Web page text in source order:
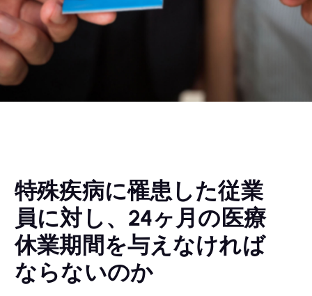
特殊疾病に罹患した従業
員に対し、24ヶ月の医療
休業期間を与えなければ
ならないのか